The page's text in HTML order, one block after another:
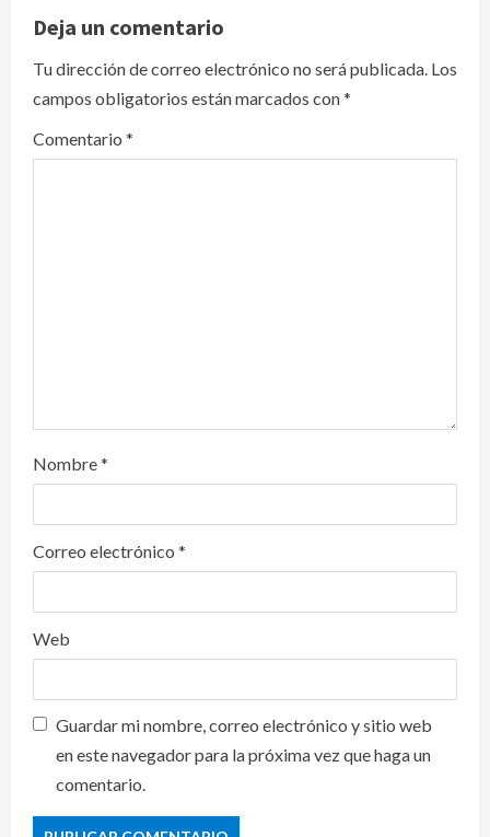
v
i
g
a
Deja un comentario
Tu dirección de correo electrónico no será publicada. Los
campos obligatorios están marcados con*
Comentario *
Nombre*
Correo electrónico *
Web
Guardar mi nombre, correo electrónico y sitio web
en este navegador para la próxima vez que haga un
comentario.